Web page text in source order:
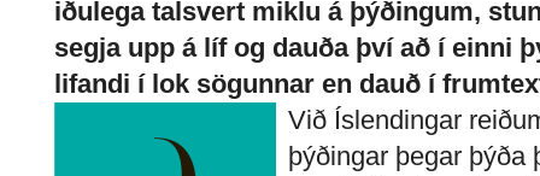
iðulega talsvert miklu á þýðingum,
segja upp á líf og dauða því að í einni
lifandi í lok sögunnar en dauð í
Við Íslendingar
þýðingar þegar þýða